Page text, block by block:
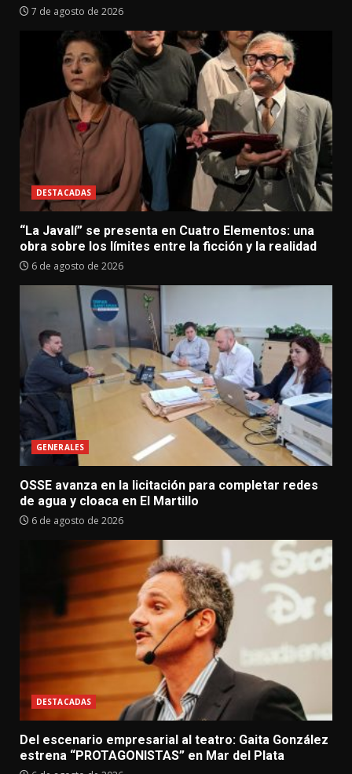
7 de agosto de 2026
DESTACADAS
“La Javalí” se presenta en Cuatro Elementos: una
obra sobre los límites entre la ficción y la realidad
6 de agosto de 2026
GENERALES
OSSE avanza en la licitación para completar redes
de agua y cloaca en El Martillo
6 de agosto de 2026
DESTACADAS
Del escenario empresarial al teatro: Gaita González
estrena “PROTAGONISTAS” en Mar del Plata